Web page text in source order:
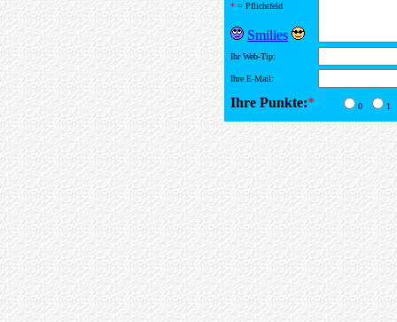
* = Pflichtfeld
Smilies
Ihr Web-Tip:
Ihre E-Mail:
Ihre Punkte:* 0 1